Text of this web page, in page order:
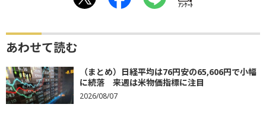
ｱﾝｹｰﾄ
あわせて読む
（まとめ）日経平均は76円安の65,606円で小幅
に続落 来週は米物価指標に注目
2026/08/07